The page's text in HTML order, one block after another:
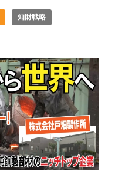
知財戦略